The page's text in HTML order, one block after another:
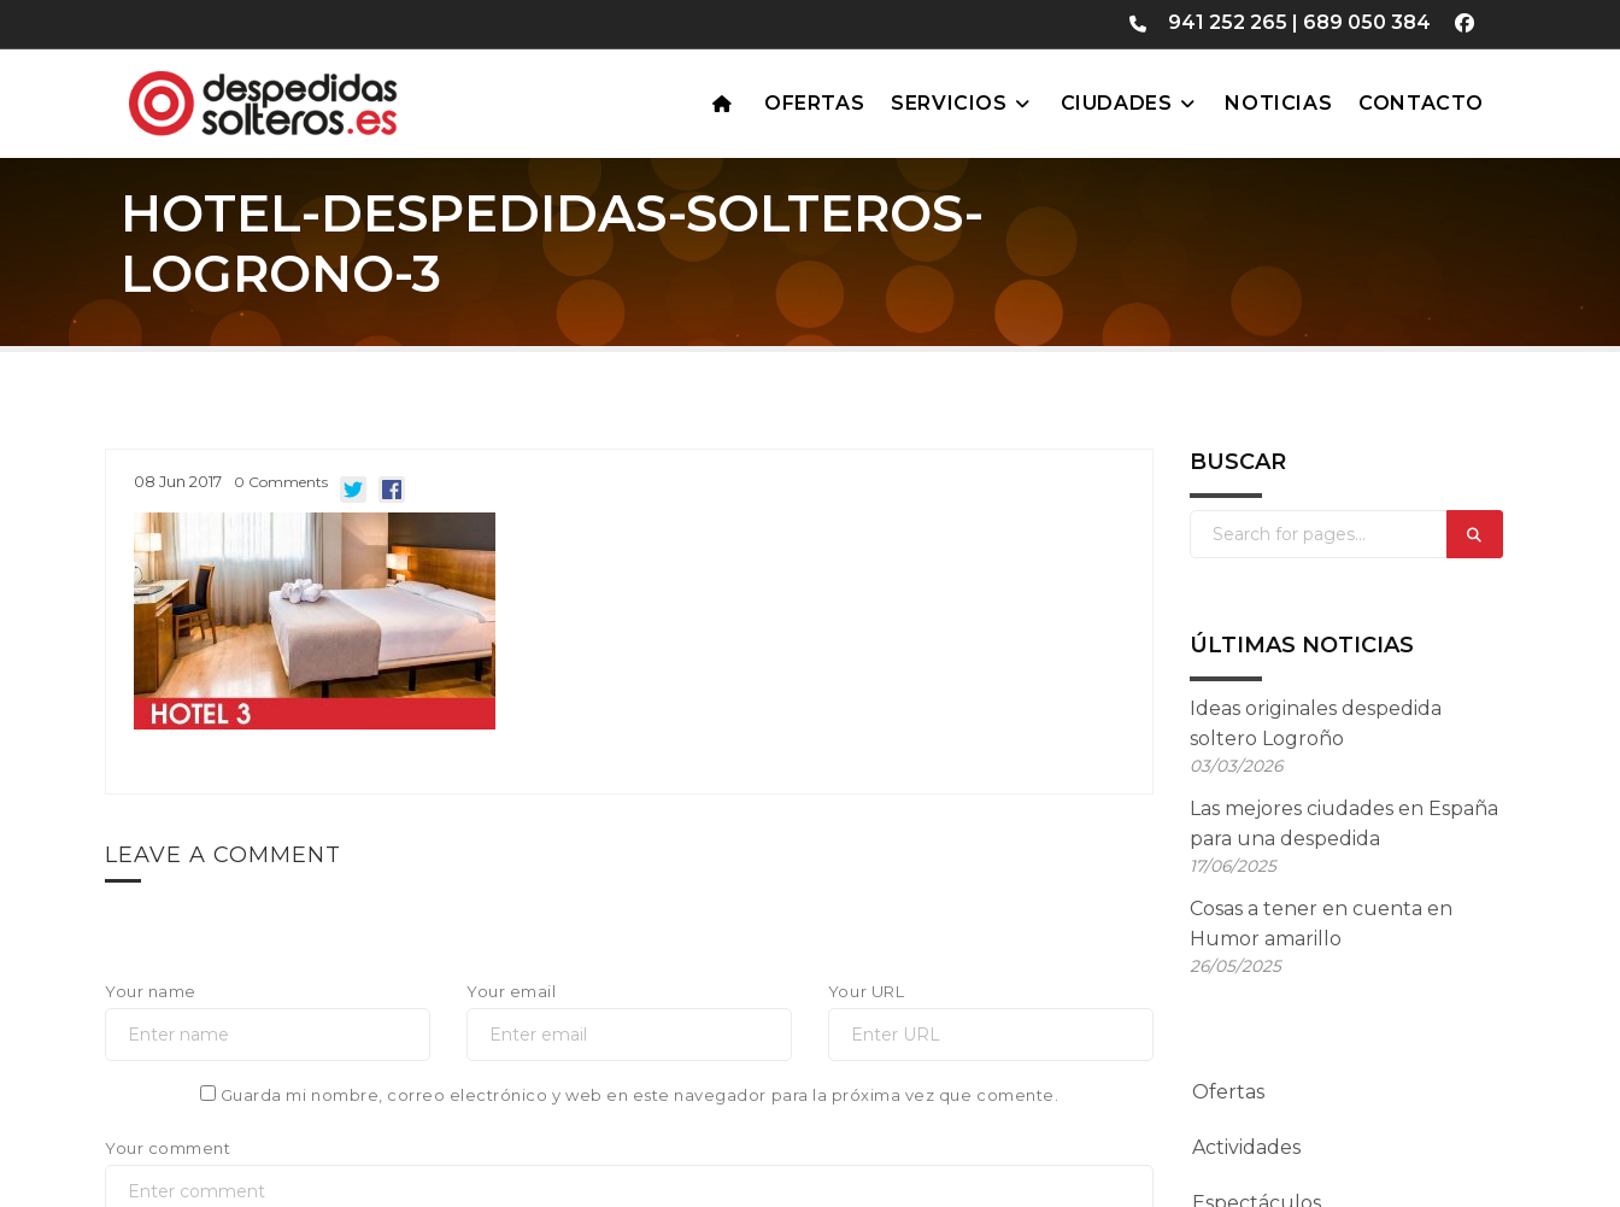
941 252 265 | 689 050 384
OFERTAS SERVICIOS CIUDADES NOTICIAS CONTACTO
HOTEL-DESPEDIDAS-SOLTEROS-
LOGRONO-3
08 Jun 2017 0 Comments
LEAVE A COMMENT
Your name Your email Your URL
Guarda mi nombre, correo electrónico y web en este navegador para la próxima vez que comente.
Your comment
BUSCAR
ÚLTIMAS NOTICIAS
Ideas originales despedida
soltero Logroño
03/03/2026
Las mejores ciudades en España
para una despedida
17/06/2025
Cosas a tener en cuenta en
Humor amarillo
26/05/2025
Ofertas
Actividades